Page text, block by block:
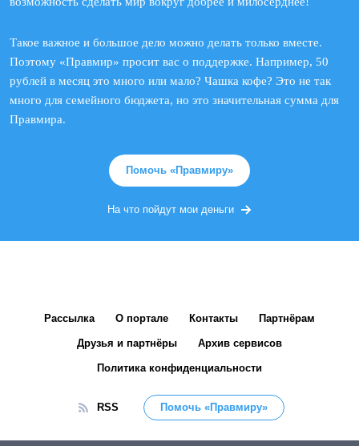
Такое важное и большое дело можно делать только вместе.
Поэтому «Правмир» просит вас о поддержке. Например, 50
рублей в месяц это много или мало? Чашка кофе? Это не так
много для семейного бюджета, но это значительная сумма для
Правмира.
Помочь «Правмиру»
На что пойдут мои деньги
Рассылка О портале Контакты Партнёрам
Друзья и партнёры Архив сервисов
Политика конфиденциальности
RSS Помочь «Правмиру»